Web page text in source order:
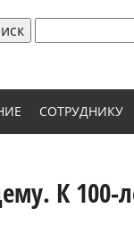
поиска
СОТРУДНИКУ
К 100-